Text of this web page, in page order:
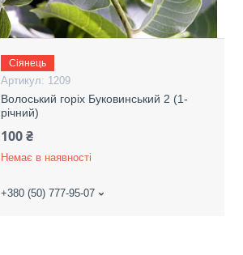
Сіянець
1209
Волоський горіх Буковинський 2 (1-
річний)
100 ₴
Немає в наявності
+380 (50) 777-95-07